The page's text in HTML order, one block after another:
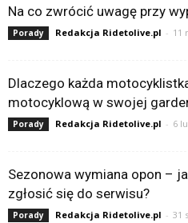
Na co zwrócić uwagę przy
Porady Redakcja Ridetolive.pl - 11
Dlaczego każda
motocyklową w swojej
Porady Redakcja Ridetolive.pl - 6
Sezonowa wymiana opon –
zgłosić się do serwisu?
Porady Redakcja Ridetolive.pl - 31